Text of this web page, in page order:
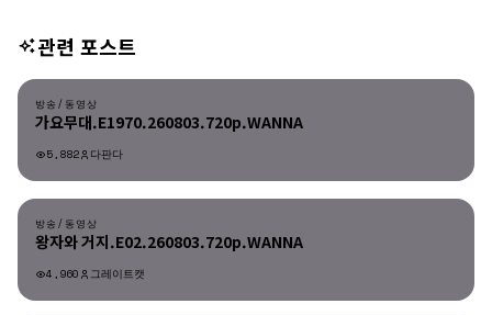
관련 포스트
방송/동영상
방송/동영상
가요무대.E1970.260803.720p.WANNA
5,882 다판다
방송/동영상
왕자와 거지.E02.260803.720p.WANNA
4,960 그레이트캣